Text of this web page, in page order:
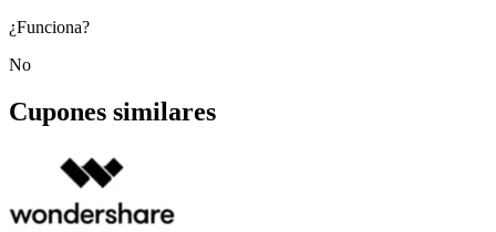
¿Funciona?
No
Cupones similares